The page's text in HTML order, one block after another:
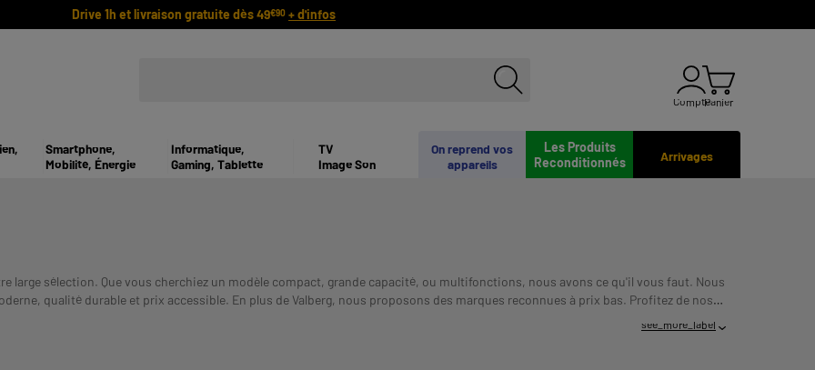
Drive 1h et livraison gratuite dès 49€90 + d'infos
ComptePanier
Arrivages
Les Produits
Reconditionnés
On reprend vos
appareils
Smartphone,
Mobilité, Énergie
Informatique,
Gaming, Tablette
TV
Image Son
large sélection. Que vous cherchiez un modèle compact, grande capacité, ou multifonctions, nous avons ce qu'il vous faut. Nous
qualité durable et prix accessible. En plus de Valberg, nous proposons des marques reconnues à prix bas. Profitez de nos
UN CREDIT VOUS ENGAGE ET DOIT ETRE REMBOURSE. VERIFIEZ
see_more_label